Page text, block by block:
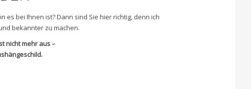
bei Ihnen ist? Dann sind Sie hier richtig, denn ich
bekannter zu machen.
nicht mehr aus –